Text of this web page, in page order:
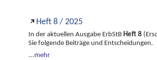
Heft 8 / 2025
In der aktuellen Ausgabe ErbStB Heft 8
Sie folgende Beiträge und Entscheidungen.
...mehr